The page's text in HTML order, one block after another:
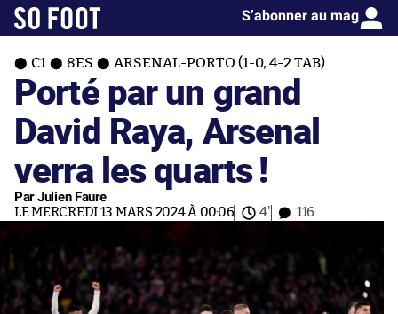
S’abonner au mag
C1 8ES ARSENAL-PORTO (1-0, 4-2 TAB)
Porté par un grand
David Raya, Arsenal
verra les quarts !
Par Julien Faure
LE MERCREDI 13 MARS 2024 À 00:06 4' 116